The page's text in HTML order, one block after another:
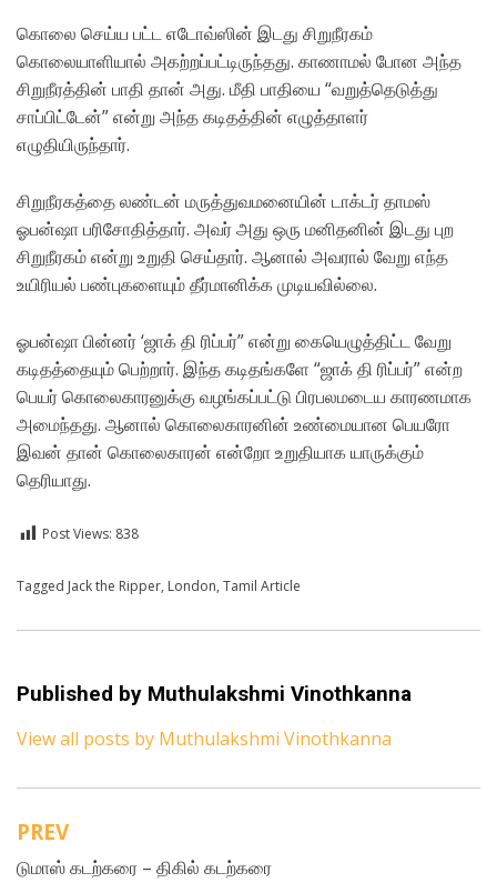
கொலை செய்ய பட்ட எடோவ்ஸின்‌ இடது சிறுநீரகம்‌
கொலையாளியால்‌ அகற்றப்பட்டிருந்தது. காணாமல்‌ போன அந்த
சிறுநீரத்தின்‌ பாதி தான்‌ அது. மீதி பாதியை “வறுத்தெடுத்து
சாப்பிட்டேன்‌” என்று அந்த கடிதத்தின் எழுத்தாளர்‌
எழுதியிருந்தார்‌.
சிறுநீரகத்தை லண்டன்‌ மருத்துவமனையின்‌ டாக்டர்‌ தாமஸ்‌
ஓபன்ஷா பரிசோதித்தார்‌. அவர்‌ அது ஒரு மனிதனின்‌ இடது புற
சிறுநீரகம்‌ என்று உறுதி செய்தார்‌. ஆனால்‌ அவரால்‌ வேறு எந்த
உயிரியல்‌ பண்புகளையும்‌ தீர்மானிக்க முடியவில்லை.
ஓபன்ஷா பின்னர்‌ ‘ஜாக்‌ தி ரிப்பர்‌” என்று கையெழுத்திட்ட வேறு
கடிதத்தையும்‌ பெற்றார்‌. இந்த கடிதங்களே “ஜாக்‌ தி ரிப்பர்‌” என்ற
பெயர்‌ கொலைகாரனுக்கு வழங்கப்பட்டு பிரபலமடைய காரணமாக
அமைந்தது. ஆனால் கொலைகாரனின்‌ உண்மையான பெயரோ
இவன்‌ தான்‌ கொலைகாரன்‌ என்றோ உறுதியாக யாருக்கும்‌
தெரியாது.
Post Views: 838
Posted inTamil
Tagged Jack the Ripper, London, Tamil Article
Published by Muthulakshmi Vinothkanna
View all posts by Muthulakshmi Vinothkanna
Post
navigation
PREV
டுமாஸ்‌ கடற்கரை – திகில்‌ கடற்கரை